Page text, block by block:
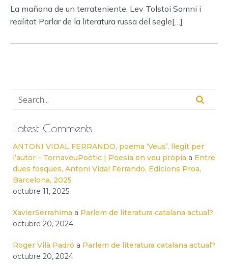
La mañana de un terrateniente, Lev Tolstoi Somni i
realitat Parlar de la literatura russa del segle[…]
Latest Comments
ANTONI VIDAL FERRANDO, poema ‘Veus’, llegit per
l’autor – TornaveuPoètic | Poesia en veu pròpia a Entre
dues fosques, Antoni Vidal Ferrando, Edicions Proa,
Barcelona, 2025
octubre 11, 2025
XavierSerrahima a Parlem de literatura catalana actual?
octubre 20, 2024
Roger Vilà Padró a Parlem de literatura catalana actual?
octubre 20, 2024